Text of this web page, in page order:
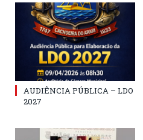
AUDIÊNCIA PÚBLICA – LDO
2027